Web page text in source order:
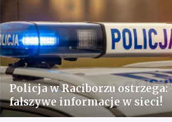
Policja w Raciborzu ostrzega:
fałszywe informacje w sieci!